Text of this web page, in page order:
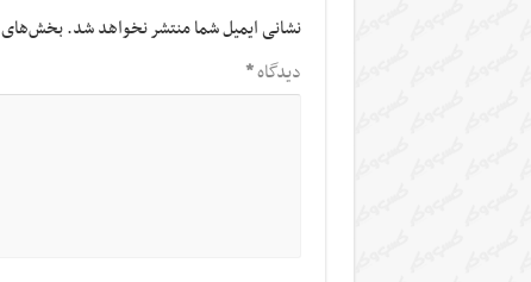
نشانی ایمیل شما منتشر نخواهد شد.بخش‌های
دیدگاه*